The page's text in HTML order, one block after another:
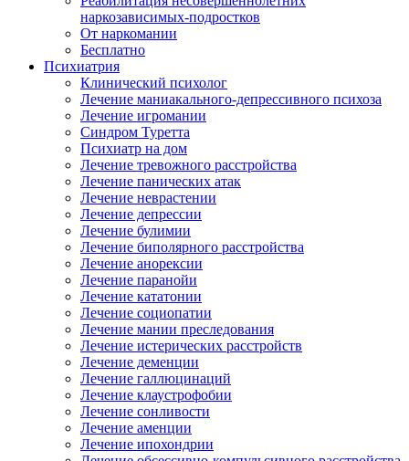
наркозависимых-подростков
От наркомании
Бесплатно
Психиатрия
Клинический психолог
Лечение маниакального-депрессивного психоза
Лечение игромании
Синдром Туретта
Психиатр на дом
Лечение тревожного расстройства
Лечение панических атак
Лечение неврастении
Лечение депрессии
Лечение булимии
Лечение биполярного расстройства
Лечение анорексии
Лечение паранойи
Лечение кататонии
Лечение социопатии
Лечение мании преследования
Лечение истерических расстройств
Лечение деменции
Лечение галлюцинаций
Лечение клаустрофобии
Лечение сонливости
Лечение аменции
Лечение ипохондрии